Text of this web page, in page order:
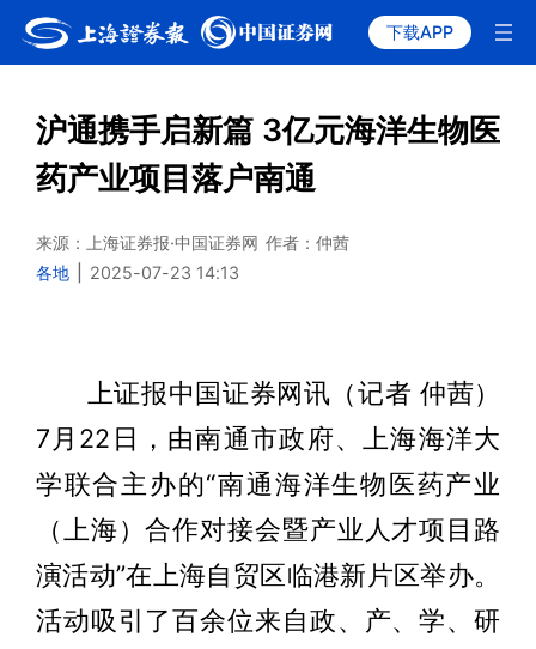
下载APP
沪通携手启新篇 3亿元海洋生物医
药产业项目落户南通
来源：上海证券报·中国证券网 作者：仲茜
各地
2025-07-23 14:13
上证报中国证券网讯（记者 仲茜）
7月22日，由南通市政府、上海海洋大
学联合主办的“南通海洋生物医药产业
（上海）合作对接会暨产业人才项目路
演活动”在上海自贸区临港新片区举办。
活动吸引了百余位来自政、产、学、研